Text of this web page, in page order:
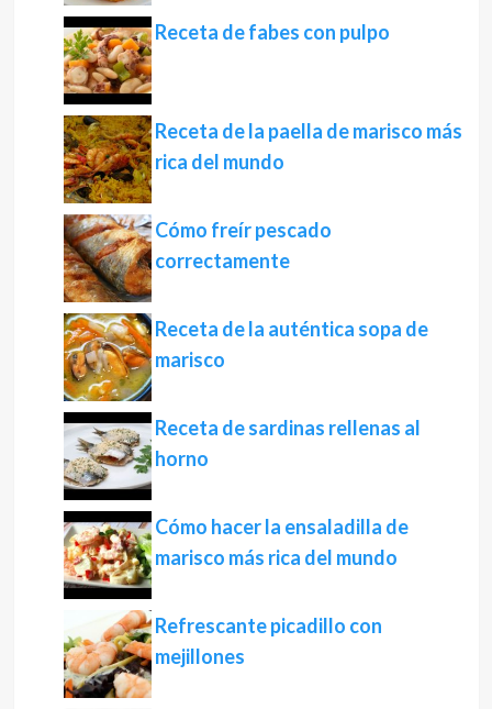
Receta de fabes con pulpo
Receta de la paella de marisco más
rica del mundo
Cómo freír pescado
correctamente
Receta de la auténtica sopa de
marisco
Receta de sardinas rellenas al
horno
Cómo hacer la ensaladilla de
marisco más rica del mundo
Refrescante picadillo con
mejillones